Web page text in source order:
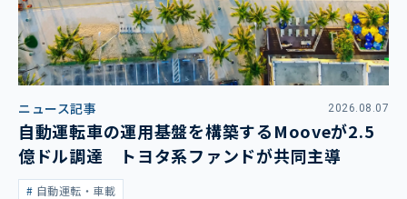
ニュース記事 2026.08.07
自動運転車の運用基盤を構築するMooveが2.5
億ドル調達 トヨタ系ファンドが共同主導
自動運転・車載